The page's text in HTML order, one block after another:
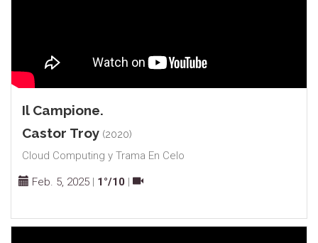
Il Campione.
Castor Troy (2020)
Cloud Computing y Trama En Celo
Feb. 5, 2025 | 1°/10 |